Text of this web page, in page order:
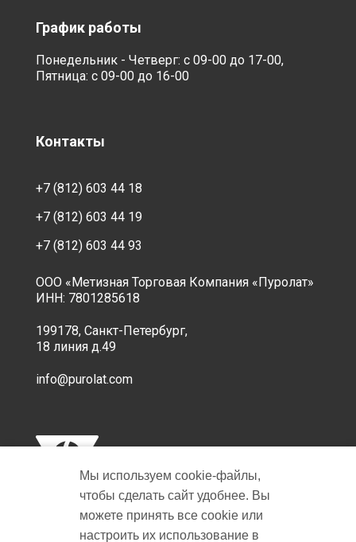
График работы
Понедельник - Четверг: с 09-00 до 17-00,
Пятница: с 09-00 до 16-00
Контакты
+7 (812) 603 44 18
+7 (812) 603 44 19
+7 (812) 603 44 93
ООО «Метизная Торговая Компания «Пуролат»
ИНН: 7801285618
199178, Санкт-Петербург,
18 линия д.49
info@purolat.com
Мы используем cookie‑файлы,
чтобы сделать сайт удобнее. Вы
можете принять все cookie или
настроить их использование в